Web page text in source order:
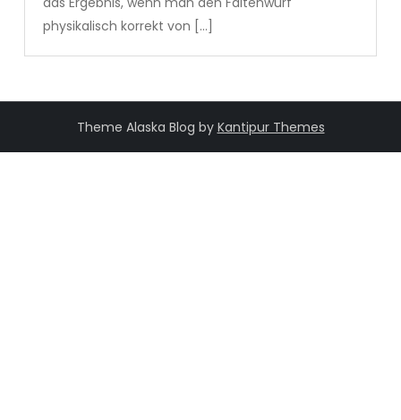
physikalisch korrekt von […]
Theme Alaska Blog by Kantipur Themes